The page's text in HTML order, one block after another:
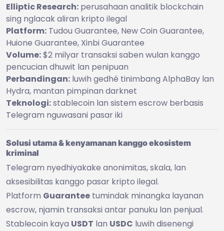
Elliptic Research: perusahaan analitik blockchain
sing nglacak aliran kripto ilegal
Platform: Tudou Guarantee, New Coin Guarantee,
Huione Guarantee, Xinbi Guarantee
Volume:$2 milyar transaksi saben wulan kanggo
pencucian dhuwit lan penipuan
Perbandingan: luwih gedhé tinimbang AlphaBay lan
Hydra, mantan pimpinan darknet
Teknologi:stablecoin lan sistem escrow berbasis
Telegram nguwasani pasar iki
Solusi utama & kenyamanan kanggo ekosistem
kriminal
Telegram nyedhiyakake anonimitas, skala, lan
aksesibilitas kanggo pasar kripto ilegal.
Platform Guarantee tumindak minangka layanan
escrow, njamin transaksi antar panuku lan penjual.
Stablecoin kaya USDT lan USDC luwih disenengi